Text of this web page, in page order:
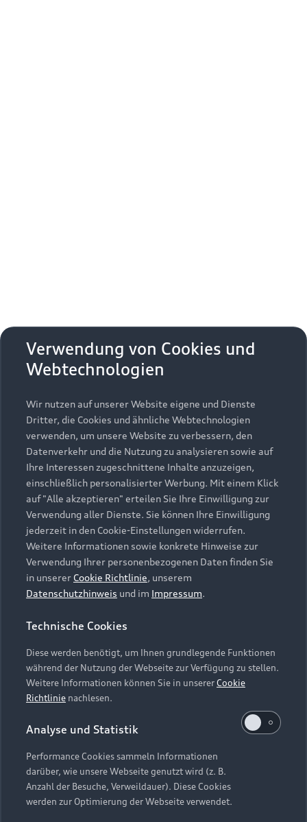
Zurück nach oben
Modelle
Alle Modelle
Modelle vergleichen
Elektromodelle
Plug-in-Hybride
Kaufen & leasen
Neuwagensuche
Gebrauchtwagensuche
Gebrauchtwagen
Finanzierung
Aktionen & Angebote
Geschäftskunden
Service & Zubehör
Saisonale Angebote
Audi Services
Garantie
Audi digital services
myAudi
Support
Kundenservice
Händlersuche
Audi Code
Online-Terminvereinbarung
Servicekontakt
Vertrag widerrufen
Über Audi
Unternehmen
Karriere
Investor Relations
Presse & Media Center
Datenschutz
Audi erleben
Newsletter
Impressum Rechtliches
Hinweisgebersystem
Datenschutzinformation
Cookie-Einstellungen
Cookie-Richtlinie
Barrierefreiheit
Hinweis: Die aktuelle Darstellung und Anordnung der
Embleme am Fahrzeug bei allen Abbildungen auf dieser
Webseite kann abweichen.
Verwendung von Cookies und
Webtechnologien
Wir nutzen auf unserer Website eigene und Dienste
Dritter, die Cookies und ähnliche Webtechnologien
verwenden, um unsere Website zu verbessern, den
Datenverkehr und die Nutzung zu analysieren sowie auf
Ihre Interessen zugeschnittene Inhalte anzuzeigen,
einschließlich personalisierter Werbung. Mit einem Klick
auf "Alle akzeptieren" erteilen Sie Ihre Einwilligung zur
Verwendung aller Dienste. Sie können Ihre Einwilligung
jederzeit in den Cookie-Einstellungen widerrufen.
Weitere Informationen sowie konkrete Hinweise zur
Verwendung Ihrer personenbezogenen Daten finden Sie
in unserer Cookie Richtlinie, unserem
Datenschutzhinweis und im Impressum.
Technische Cookies
Diese werden benötigt, um Ihnen grundlegende Funktionen
während der Nutzung der Webseite zur Verfügung zu stellen.
Weitere Informationen können Sie in unsererCookie
Richtlinie nachlesen.
Analyse und Statistik
Performance Cookies sammeln Informationen
darüber, wie unsere Webseite genutzt wird (z. B.
Anzahl der Besuche, Verweildauer). Diese Cookies
werden zur Optimierung der Webseite verwendet.